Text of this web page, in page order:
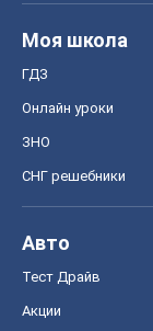
Моя школа
ГДЗ
Онлайн уроки
ЗНО
СНГ решебники
Авто
Тест Драйв
Акции